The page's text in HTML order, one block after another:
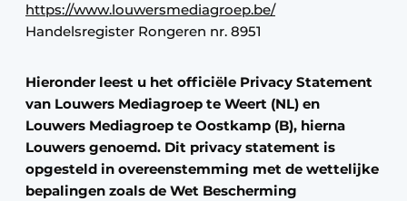
https://www.louwersmediagroep.be/
Handelsregister Rongeren nr. 8951
Hieronder leest u het officiële Privacy Statement
van Louwers Mediagroep te Weert (NL) en
Louwers Mediagroep te Oostkamp (B), hierna
Louwers genoemd. Dit privacy statement is
opgesteld in overeenstemming met de wettelijke
bepalingen zoals de Wet Bescherming